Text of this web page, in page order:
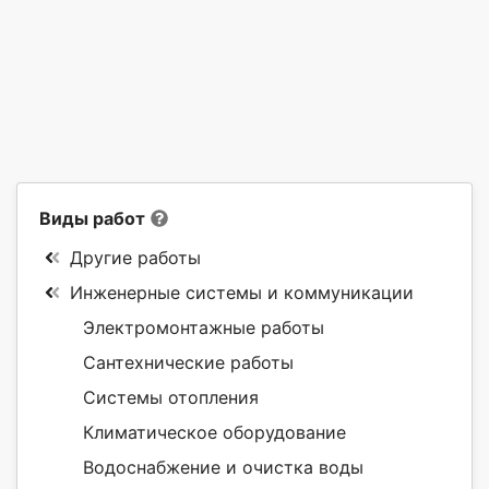
Виды работ
Другие работы
Инженерные системы и коммуникации
Электромонтажные работы
Сантехнические работы
Системы отопления
Климатическое оборудование
Водоснабжение и очистка воды